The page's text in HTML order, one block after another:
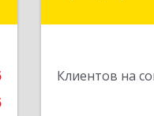
Клиентов на